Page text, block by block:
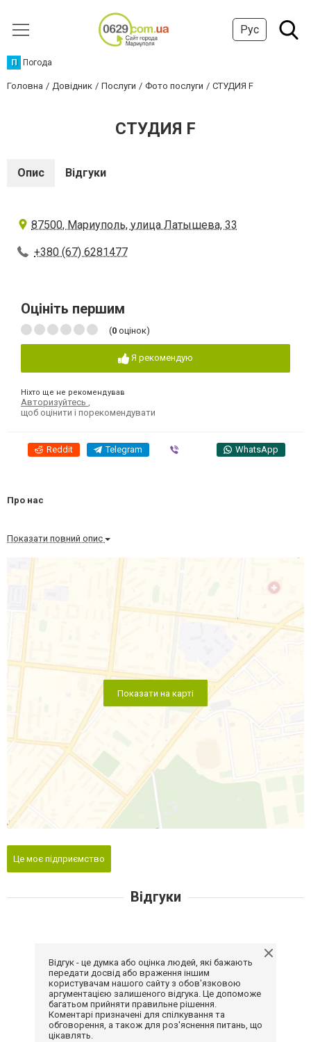
Рус
П Погода
Головна Довідник Послуги Фото послуги СТУДИЯ F
СТУДИЯ F
Опис Відгуки
87500, Мариуполь, улица Латышева, 33
+380 (67) 6281477
Оцініть першим
(0 оцінок)
Я рекомендую
Ніхто ще не рекомендував
Авторизуйтесь
щоб оцінити і порекомендувати
Reddit Telegram WhatsApp
Про нас
Показати повний опис
Показати на карті
Це моє підприємство
Відгуки
Відгук - це думка або оцінка людей, які бажають
передати досвід або враження іншим
користувачам нашого сайту з обов'язковою
аргументацією залишеного відгука. Це допоможе
багатьом прийняти правильне рішення.
Коментарі призначені для спілкування та
обговорення, а також для роз'яснення питань, що
цікавлять.